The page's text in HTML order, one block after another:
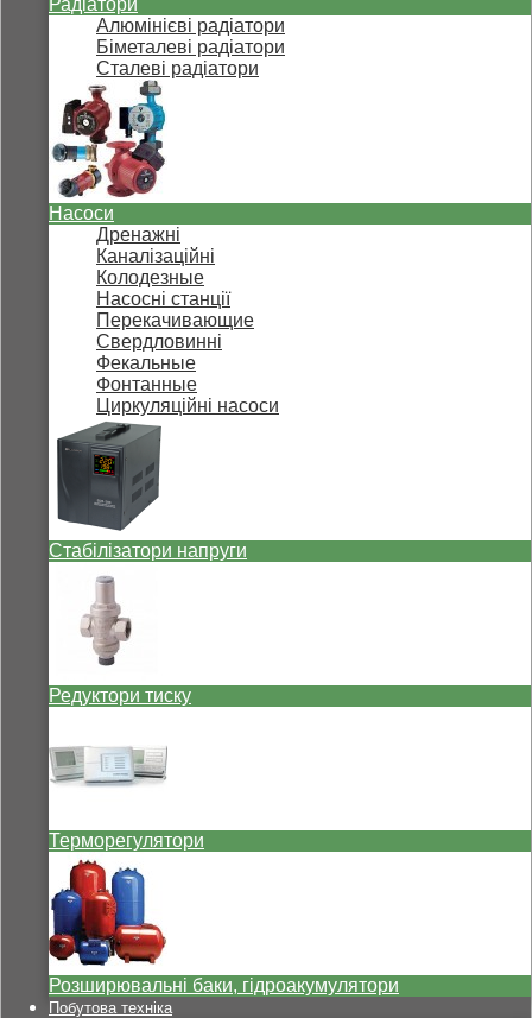
Радіатори
Алюмінієві радіатори
Біметалеві радіатори
Сталеві радіатори
Насоси
Дренажні
Каналізаційні
Колодезные
Насосні станції
Перекачивающие
Свердловинні
Фекальные
Фонтанные
Циркуляційні насоси
Стабілізатори напруги
Редуктори тиску
Терморегулятори
Розширювальні баки, гідроакумулятори
Побутова техніка